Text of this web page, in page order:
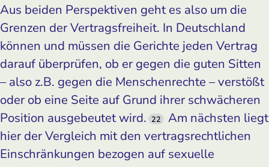
Aus beiden Perspektiven geht es also um die
Grenzen der Vertragsfreiheit. In Deutschland
können und müssen die Gerichte jeden Vertrag
darauf überprüfen, ob er gegen die guten Sitten
– also z.B. gegen die Menschenrechte – verstößt
oder ob eine Seite auf Grund ihrer schwächeren
Position ausgebeutet wird. 22
Am nächsten liegt
hier der Vergleich mit den vertragsrechtlichen
Einschränkungen bezogen auf sexuelle